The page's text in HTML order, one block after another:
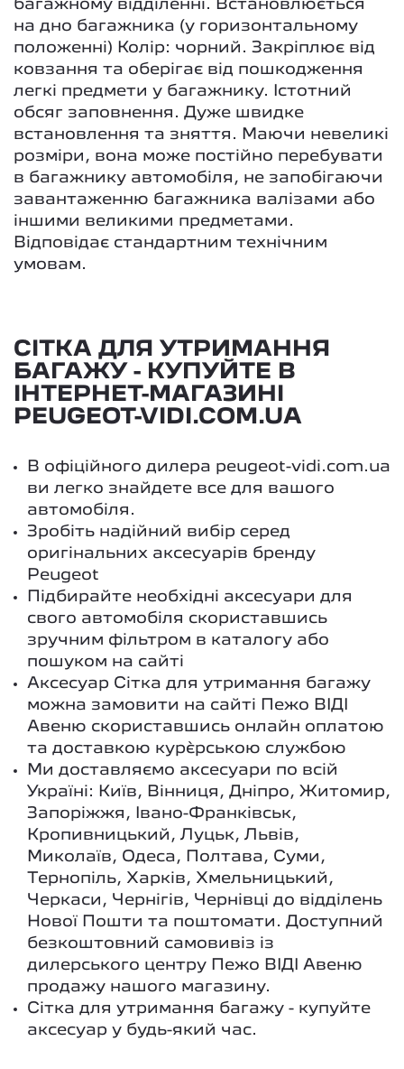
багажному відділенні. Встановлюється
на дно багажника (у горизонтальному
положенні) Колір: чорний. Закріплює від
ковзання та оберігає від пошкодження
легкі предмети у багажнику. Істотний
обсяг заповнення. Дуже швидке
встановлення та зняття. Маючи невеликі
розміри, вона може постійно перебувати
в багажнику автомобіля, не запобігаючи
завантаженню багажника валізами або
іншими великими предметами.
Відповідає стандартним технічним
умовам.
СІТКА ДЛЯ УТРИМАННЯ
БАГАЖУ - КУПУЙТЕ В
ІНТЕРНЕТ-МАГАЗИНІ
PEUGEOT-VIDI.COM.UA
В офіційного дилера peugeot-vidi.com.ua
ви легко знайдете все для вашого
автомобіля.
Зробіть надійний вибір серед
оригінальних аксесуарів бренду
Peugeot
Підбирайте необхідні аксесуари для
свого автомобіля скориставшись
зручним фільтром в каталогу або
пошуком на сайті
Аксесуар Сітка для утримання багажу
можна замовити на сайті Пежо ВІДІ
Авеню скориставшись онлайн оплатою
та доставкою кур`єрською службою
Ми доставляємо аксесуари по всій
Україні: Київ, Вінниця, Дніпро, Житомир,
Запоріжжя, Івано-Франківськ,
Кропивницький, Луцьк, Львів,
Миколаїв, Одеса, Полтава, Суми,
Тернопіль, Харків, Хмельницький,
Черкаси, Чернігів, Чернівці до відділень
Нової Пошти та поштомати. Доступний
безкоштовний самовивіз із
дилерського центру Пежо ВІДІ Авеню
продажу нашого магазину.
Сітка для утримання багажу - купуйте
аксесуар у будь-який час.